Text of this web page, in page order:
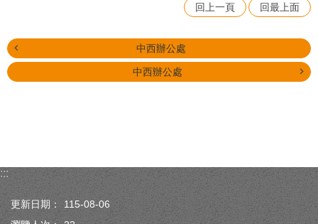
回上一頁 回最上面
中西辦公處
中西辦公處
:::
更新日期：
115-08-06